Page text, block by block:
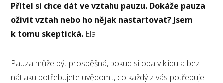
Přítel si chce dát ve vztahu pauzu. Dokáže pauza
oživit vztah nebo ho nějak nastartovat? Jsem
k tomu skeptická. Ela
Pauza může být prospěšná, pokud si oba v klidu a bez
nátlaku potřebujete uvědomit, co každý z vás potřebuje